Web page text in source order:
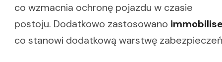
co wzmacnia ochronę pojazdu w czasie
postoju. Dodatkowo zastosowano
co stanowi dodatkową warstwę